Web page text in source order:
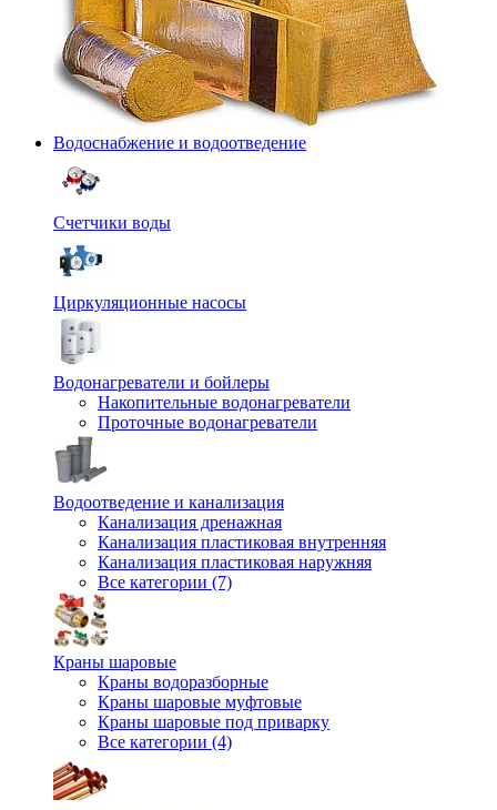
Водоснабжение и водоотведение
Счетчики воды
Циркуляционные насосы
Водонагреватели и бойлеры
Накопительные водонагреватели
Проточные водонагреватели
Водоотведение и канализация
Канализация дренажная
Канализация пластиковая внутренняя
Канализация пластиковая наружняя
Все категории (7)
Краны шаровые
Краны водоразборные
Краны шаровые муфтовые
Краны шаровые под приварку
Все категории (4)